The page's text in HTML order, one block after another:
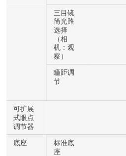
三目镜
筒光路
选择
（相
机：观
察）
瞳距调
节
可扩展
式眼点
调节器
底座
标准底
座